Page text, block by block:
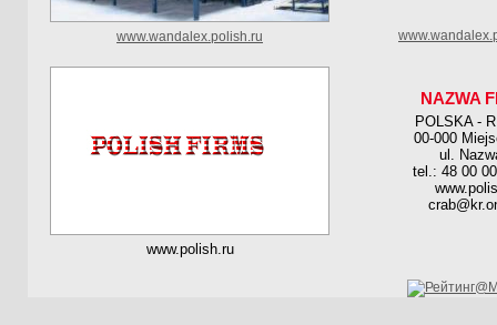
www.wandalex.polish.ru
NAZWA
POLSKA -
00-000
ul.
tel.: 48 00
www.polish.ru